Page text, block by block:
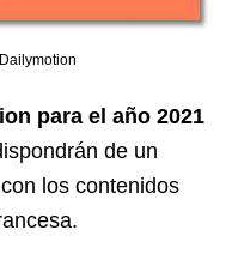
para el año 2021
de un
los contenidos